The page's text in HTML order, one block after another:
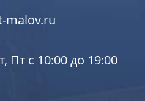
malov.ru
Пт с 10:00 до 19:00